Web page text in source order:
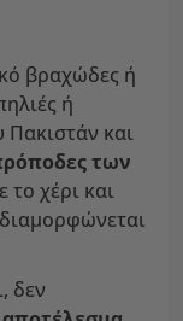
βραχώδες ή
ή
Πακιστάν και
των
το χέρι και
δεν